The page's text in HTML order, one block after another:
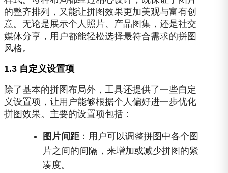
的整齐排列，又能让拼图效果更加美观与富有创
意。无论是展示个人照片、产品图集，还是社交
媒体分享，用户都能轻松选择最符合需求的拼图
风格。
1.3 自定义设置项
除了基本的拼图布局外，工具还提供了一些自定
义设置项，让用户能够根据个人偏好进一步优化
拼图效果。主要的设置项包括：
图片间距 ：用户可以调整拼图中各个图
片之间的间隔，来增加或减少拼图的紧
凑度。